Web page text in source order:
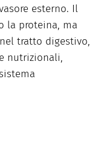
esterno. Il
la proteina, ma
tratto digestivo,
nutrizionali,